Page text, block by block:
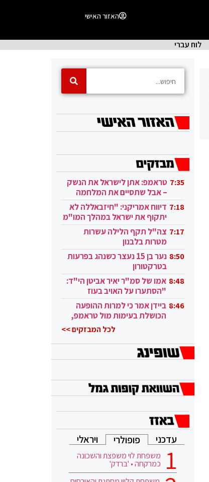
האזור האישי
לוח עברי
7:35 טראמפ: אתן לישראל את הנשק
– אבל שתסיים את המלחמה
בעזה 7:18 דיווח אמריקני: "חיזבאללה לא
יתקוף את ישראל במהלך המו"מ
בקטאר" 7:17 צה"ל תקף הלילה עשרות
מטרות בלבנון
8:50
נער בן 15 נעצר כשנהג בפרעות
בטרקטורון
8:48 אמו של סמ"ר יאיר אביטן הי"ד:
"הסתערו על האויב בעוז
ובגבורה" 8:46 ביידן אמר כי למרות ההופעה
הכושלת בעימות מול טראמפ,
לכל המבזקים >>
עדכני פופולרי ויראלי
משפחת לוי משפצת והשכונה
כמרקחה • 'ברדק'